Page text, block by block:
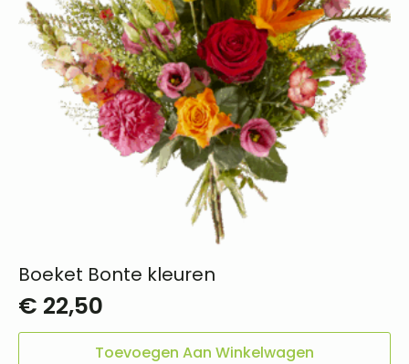
Boeket Bonte kleuren
€ 22,50
Toevoegen Aan Winkelwagen